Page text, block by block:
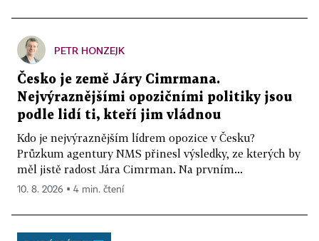
PETR HONZEJK
Česko je země Járy Cimrmana.
Nejvýraznějšími opozičními politiky jsou
podle lidí ti, kteří jim vládnou
Kdo je nejvýraznějším lídrem opozice v Česku?
Průzkum agentury NMS přinesl výsledky, ze kterých by
měl jistě radost Jára Cimrman. Na prvním...
10. 8. 2026 ▪ 4 min. čtení